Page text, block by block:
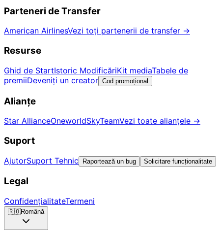
Parteneri de Transfer
American AirlinesVezi toți partenerii de transfer →
Resurse
Ghid de StartIstoric ModificăriKit mediaTabele de
premiiDeveniți un creator Cod promoțional
Alianțe
Star AllianceOneworldSkyTeamVezi toate alianțele →
Suport
AjutorSuport Tehnic Raportează un bug Solicitare funcționalitate
Legal
ConfidențialitateTermeni
🇷🇴Română